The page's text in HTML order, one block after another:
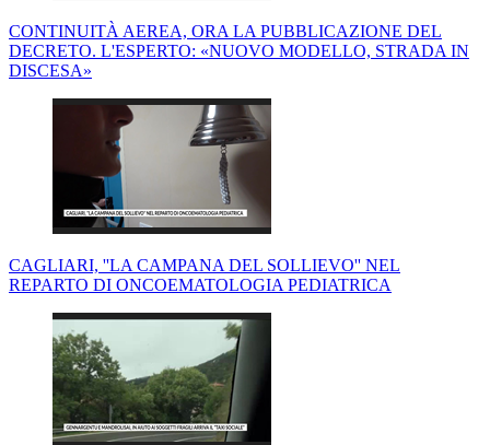
CONTINUITÀ AEREA, ORA LA PUBBLICAZIONE DEL
DECRETO. L'ESPERTO: «NUOVO MODELLO, STRADA IN
DISCESA»
CAGLIARI, ''LA CAMPANA DEL SOLLIEVO'' NEL
REPARTO DI ONCOEMATOLOGIA PEDIATRICA